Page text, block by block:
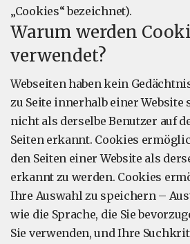
„Cookies“ bezeichnet).
Warum werden
verwendet?
Webseiten haben kein
zu Seite innerhalb einer Website
nicht als derselbe Benutzer auf
Seiten erkannt. Cookies
den Seiten einer Website als
erkannt zu werden. Cookies
Ihre Auswahl zu speichern –
wie die Sprache, die Sie
Sie verwenden, und Ihre